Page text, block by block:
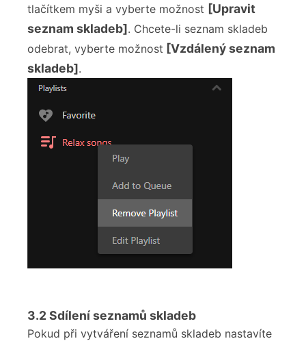
tlačítkem myši a vyberte možnost [Upravit
seznam skladeb]. Chcete-li seznam skladeb
odebrat, vyberte možnost [Vzdálený seznam
skladeb].
3.2Sdílení seznamů skladeb
Pokud při vytváření seznamů skladeb nastavíte